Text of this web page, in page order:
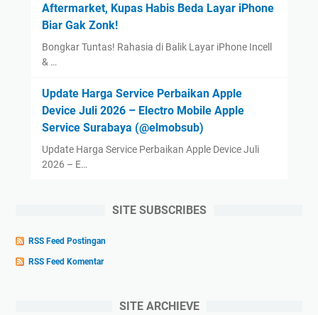
Aftermarket, Kupas Habis Beda Layar iPhone
Biar Gak Zonk!
Bongkar Tuntas! Rahasia di Balik Layar iPhone Incell
& …
Update Harga Service Perbaikan Apple
Device Juli 2026 – Electro Mobile Apple
Service Surabaya (@elmobsub)
Update Harga Service Perbaikan Apple Device Juli
2026 – E…
SITE SUBSCRIBES
RSS Feed Postingan
RSS Feed Komentar
SITE ARCHIEVE